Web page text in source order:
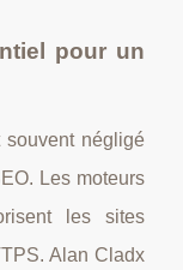
pour un
souvent négligé
Les moteurs
les sites
Alan Cladx